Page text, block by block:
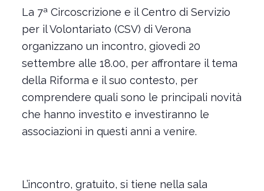
La 7ª Circoscrizione e il Centro di Servizio
per il Volontariato (CSV) di Verona
organizzano un incontro, giovedì 20
settembre alle 18.00, per affrontare il tema
della Riforma e il suo contesto, per
comprendere quali sono le principali novità
che hanno investito e investiranno le
associazioni in questi anni a venire.
L’incontro, gratuito, si tiene nella sala